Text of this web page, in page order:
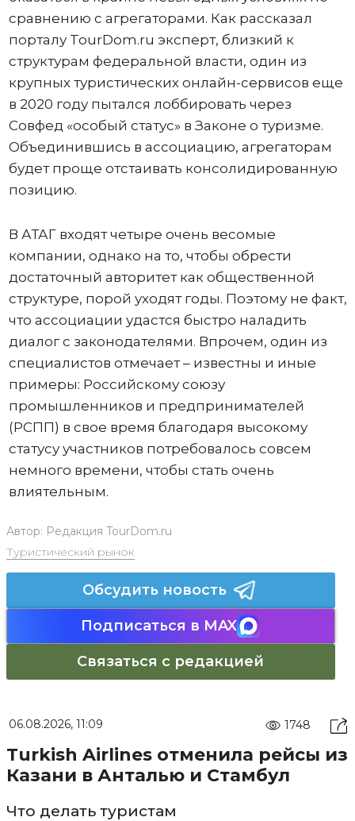
сравнению с агрегаторами. Как рассказал
порталу TourDom.ru эксперт, близкий к
структурам федеральной власти, один из
крупных туристических онлайн-сервисов еще
в 2020 году пытался лоббировать через
Совфед «особый статус» в Законе о туризме.
Объединившись в ассоциацию, агрегаторам
будет проще отстаивать консолидированную
позицию.
В АТАГ входят четыре очень весомые
компании, однако на то, чтобы обрести
достаточный авторитет как общественной
структуре, порой уходят годы. Поэтому не факт,
что ассоциации удастся быстро наладить
диалог с законодателями. Впрочем, один из
специалистов отмечает – известны и иные
примеры: Российскому союзу
промышленников и предпринимателей
(РСПП) в свое время благодаря высокому
статусу участников потребовалось совсем
немного времени, чтобы стать очень
влиятельным.
Автор: Редакция TourDom.ru
Туристический рынок
Обсудить новость
Подписаться в MAX
Связаться с редакцией
06.08.2026, 11:09 1748
Turkish Airlines отменила рейсы из
Казани в Анталью и Стамбул
Что делать туристам